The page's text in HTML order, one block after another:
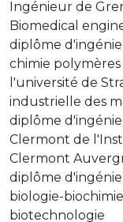
Ingénieur de
Biomedical
diplôme
chimie
l'université de
industrielle des
diplôme
Clermont de
Clermont
diplôme
biologie-
biotechnologie